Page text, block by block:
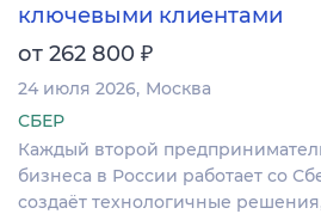
ключевыми клиентами
от 262 800 ₽
24 июля 2026 Москва
СБЕР
Каждый второй
бизнеса в России работает со
создаёт технологичные